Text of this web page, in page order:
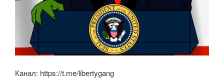
Канал: https://t.me/libertygang